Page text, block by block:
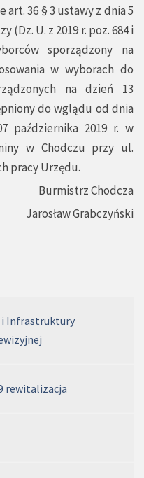
36 § 3 ustawy z dnia 5
(Dz. U. z 2019 r. poz. 684 i
sporządzony na
w wyborach do
na dzień 13
do wglądu od dnia
października 2019 r. w
w Chodczu przy ul.
pracy Urzędu.
Burmistrz Chodcza
Jarosław Grabczyński
i Infrastruktury
rewitalizacja